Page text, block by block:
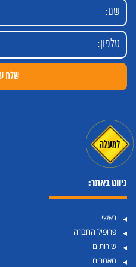
ניווט באתר:
ראשי
פרופיל החברה
שירותים
מאמרים